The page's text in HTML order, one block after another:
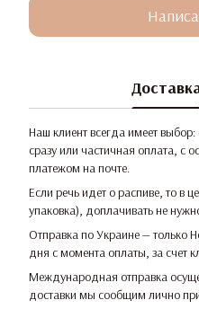
Наш клиент всегда имеет
сразу или частичная оплата, с
платежом на почте.
Если речь идет о распиве, то в
упаковка), доплачивать не
Отправка по Украине — только
дня с момента оплаты, за счет
Международная отправка
доставки мы сообщим лично